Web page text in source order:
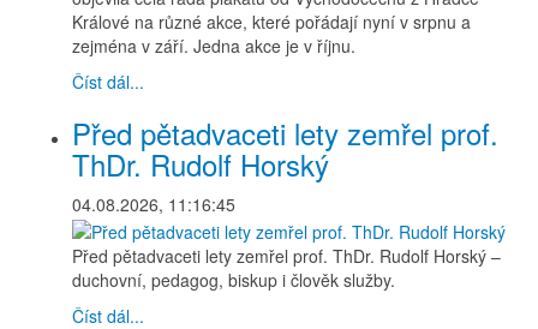
Králové na různé akce, které pořádají nyní v srpnu a
zejména v září. Jedna akce je v říjnu.
Číst dál...
Před pětadvaceti lety zemřel prof.
ThDr. Rudolf Horský
04.08.2026, 11:16:45
Před pětadvaceti lety zemřel prof. ThDr. Rudolf Horský –
duchovní, pedagog, biskup i člověk služby.
Číst dál...